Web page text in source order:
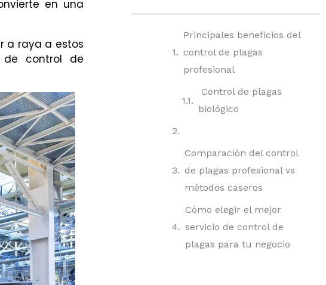
en una
a raya a estos
de control de
Principales beneficios del
control de plagas
profesional
Control de plagas
biológico
Comparación del control
de plagas profesional vs
métodos caseros
Cómo elegir el mejor
servicio de control de
plagas para tu negocio